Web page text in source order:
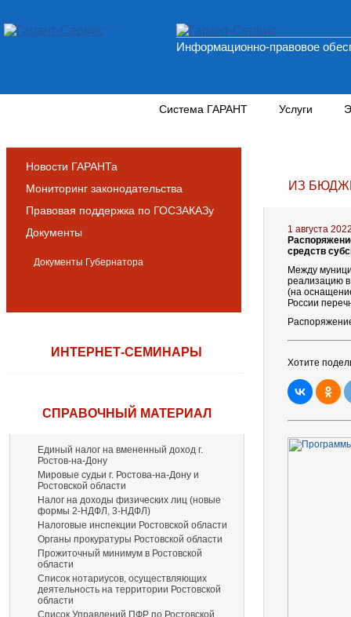
Информационно-правовое
Система ГАРАНТ Услуги
Новости ГАРАНТа
Мониторинг законодательства
Правовая поддержка по ГОСЗАКАЗу
Документы
Документы Губернатора
ИНТЕРНЕТ-СЕМИНАРЫ
СПРАВОЧНЫЙ МАТЕРИАЛ
Единый налог на вмененный доход г.
Ростов-на-Дону
Мировые судьи г. Ростова-на-Дону и
Ростовской области
Налог на доходы физических лиц (новые
формы 2-НДФЛ, 3-НДФЛ)
Налоговые инспекции Ростовской области
Органы прокуратуры Ростовской области
Прожиточный минимум в Ростовской
области
Список нотариусов, осуществляющих
деятельность на территории Ростовской
области
Список Управлений ПФР по Ростовской
ИЗ
1 августа
средств
Между
реализацию в
(на
России
Хотите